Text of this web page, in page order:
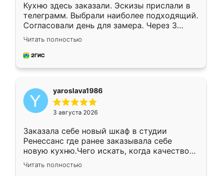
Кухню здесь заказали. Эскизы прислали в
телеграмм. Выбрали наиболее подходящий.
Согласовали день для замера. Через 3
недели кухня была уже готова. Остались
довольны работой. Спасибо Ренессанс
мебель за качественную работу!
Читать полностью
yaroslava1986
3 августа 2026
Заказала себе новый шкаф в студии
Ренессанс где ранее заказывала себе
новую кухню.Чего искать, когда качеством
вполне довольна. Служит кухня уже почти
два года, нареканий нет.
Читать полностью